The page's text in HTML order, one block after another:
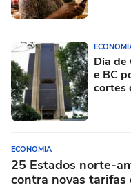
Dia de
e BC
cortes
ECONOMIA
25 Estados norte-
contra novas tarifas